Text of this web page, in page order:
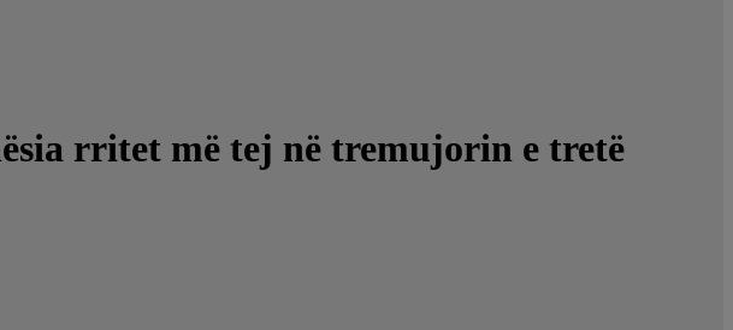
rritet më tej në tremujorin e tretë